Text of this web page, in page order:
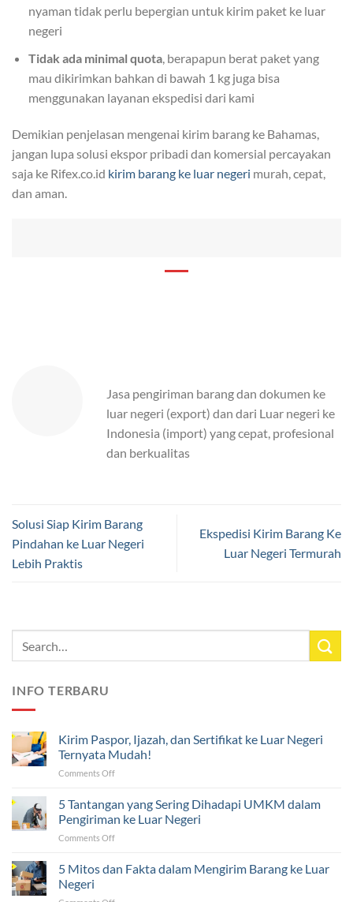
nyaman tidak perlu bepergian untuk kirim paket ke luar
negeri
Tidak ada minimal quota, berapapun berat paket yang
mau dikirimkan bahkan di bawah 1 kg juga bisa
menggunakan layanan ekspedisi dari kami
Demikian penjelasan mengenai kirim barang ke Bahamas,
jangan lupa solusi ekspor pribadi dan komersial percayakan
saja ke Rifex.co.id kirim barang ke luar negeri murah, cepat,
dan aman.
Jasa pengiriman barang dan dokumen ke
luar negeri (export) dan dari Luar negeri ke
Indonesia (import) yang cepat, profesional
dan berkualitas
Solusi Siap Kirim Barang
Pindahan ke Luar Negeri
Lebih Praktis
Ekspedisi Kirim Barang Ke
Luar Negeri Termurah
INFO TERBARU
Kirim Paspor, Ijazah, dan Sertifikat ke Luar Negeri
Ternyata Mudah!
Comments Offon
Ijazah,
dan
Sertifikat
Luar
5 Tantangan yang Sering Dihadapi UMKM dalam
Pengiriman ke Luar Negeri
Comments Offon
Tantangan
yang
5 Mitos dan Fakta dalam Mengirim Barang ke Luar
Negeri